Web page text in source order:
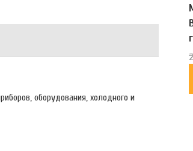
оборудования, холодного и